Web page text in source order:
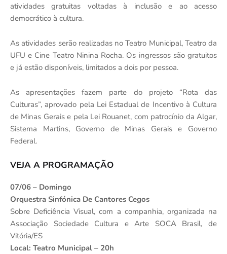
atividades gratuitas voltadas à inclusão e ao acesso
democrático à cultura.
As atividades serão realizadas no Teatro Municipal, Teatro da
UFU e Cine Teatro Ninina Rocha. Os ingressos são gratuitos
e já estão disponíveis, limitados a dois por pessoa.
As apresentações fazem parte do projeto “Rota das
Culturas”, aprovado pela Lei Estadual de Incentivo à Cultura
de Minas Gerais e pela Lei Rouanet, com patrocínio da Algar,
Sistema Martins, Governo de Minas Gerais e Governo
Federal.
VEJA A PROGRAMAÇÃO
07/06 – Domingo
Orquestra Sinfónica De Cantores Cegos
Sobre Deficiência Visual, com a companhia, organizada na
Associação Sociedade Cultura e Arte SOCA Brasil, de
Vitória/ES
Local: Teatro Municipal – 20h